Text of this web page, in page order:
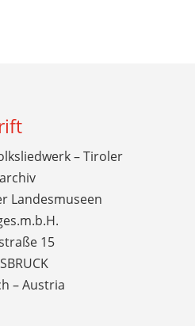
– Tiroler
Landesmuseen
15
– Austria